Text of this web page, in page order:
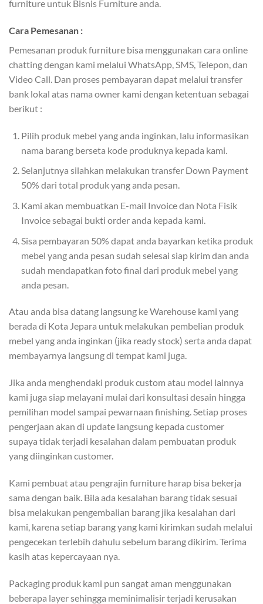
furniture untuk Bisnis Furniture anda.
Cara Pemesanan :
Pemesanan produk furniture bisa menggunakan cara online
chatting dengan kami melalui WhatsApp, SMS, Telepon, dan
Video Call. Dan proses pembayaran dapat melalui transfer
bank lokal atas nama owner kami dengan ketentuan sebagai
berikut :
Pilih produk mebel yang anda inginkan, lalu informasikan
nama barang berseta kode produknya kepada kami.
Selanjutnya silahkan melakukan transfer Down Payment
50% dari total produk yang anda pesan.
Kami akan membuatkan E-mail Invoice dan Nota Fisik
Invoice sebagai bukti order anda kepada kami.
Sisa pembayaran 50% dapat anda bayarkan ketika produk
mebel yang anda pesan sudah selesai siap kirim dan anda
sudah mendapatkan foto final dari produk mebel yang
anda pesan.
Atau anda bisa datang langsung ke Warehouse kami yang
berada di Kota Jepara untuk melakukan pembelian produk
mebel yang anda inginkan (jika ready stock) serta anda dapat
membayarnya langsung di tempat kami juga.
Jika anda menghendaki produk custom atau model lainnya
kami juga siap melayani mulai dari konsultasi desain hingga
pemilihan model sampai pewarnaan finishing. Setiap proses
pengerjaan akan di update langsung kepada customer
supaya tidak terjadi kesalahan dalam pembuatan produk
yang diinginkan customer.
Kami pembuat atau pengrajin furniture harap bisa bekerja
sama dengan baik. Bila ada kesalahan barang tidak sesuai
bisa melakukan pengembalian barang jika kesalahan dari
kami, karena setiap barang yang kami kirimkan sudah melalui
pengecekan terlebih dahulu sebelum barang dikirim. Terima
kasih atas kepercayaan nya.
Packaging produk kami pun sangat aman menggunakan
beberapa layer sehingga meminimalisir terjadi kerusakan